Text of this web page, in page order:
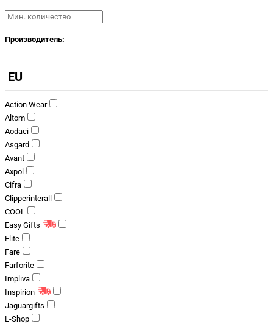
Производитель:
EU
Action Wear
Altom
Aodaci
Asgard
Avant
Axpol
Cifra
Clipperinterall
COOL
Easy Gifts
Elite
Fare
Farforite
Impliva
Inspirion
Jaguargifts
L-Shop